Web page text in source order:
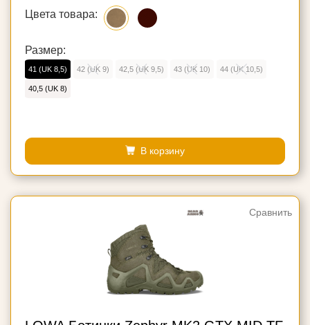
Цвета товара:
Размер:
41 (UK 8,5) 42 (UK 9) 42,5 (UK 9,5) 43 (UK 10) 44 (UK 10,5)
40,5 (UK 8)
В корзину
Сравнить